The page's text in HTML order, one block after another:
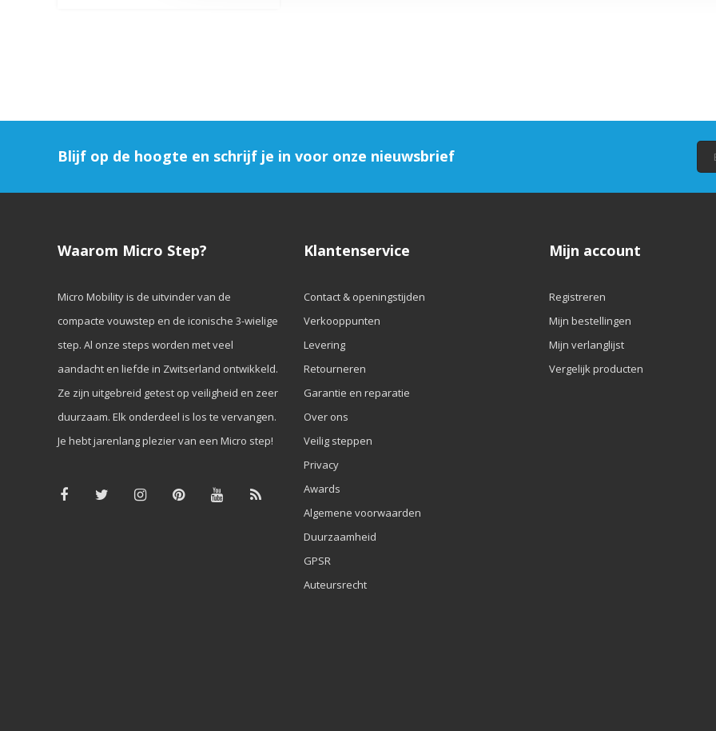
Blijf op de hoogte en schrijf je in voor onze nieuwsbrief
Waarom Micro Step?
Micro Mobility is de uitvinder van de
compacte vouwstep en de iconische 3-wielige
step. Al onze steps worden met veel
aandacht en liefde in Zwitserland ontwikkeld.
Ze zijn uitgebreid getest op veiligheid en zeer
duurzaam. Elk onderdeel is los te vervangen.
Je hebt jarenlang plezier van een Micro step!
Klantenservice
Contact & openingstijden
Verkooppunten
Levering
Retourneren
Garantie en reparatie
Over ons
Veilig steppen
Privacy
Awards
Algemene voorwaarden
Duurzaamheid
GPSR
Auteursrecht
Mijn account
Registreren
Mijn bestellingen
Mijn verlanglijst
Vergelijk producten